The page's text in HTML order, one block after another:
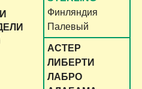
Финляндия
Палевый
АСТЕР
ЛИБЕРТИ
ЛАБРО